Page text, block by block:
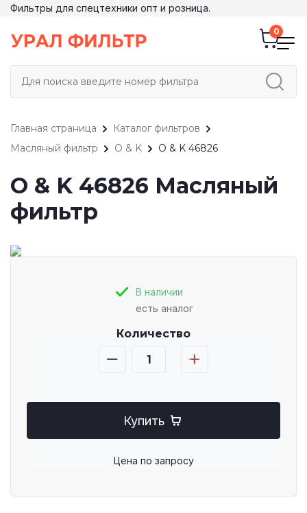
Фильтры для спецтехники опт и розница.
Главная страница
Каталог фильтров
Масляный фильтр
O & K O & K 46826
O & K 46826 Масляный
фильтр
В наличии
есть аналог
Количество
Купить
Цена по запросу